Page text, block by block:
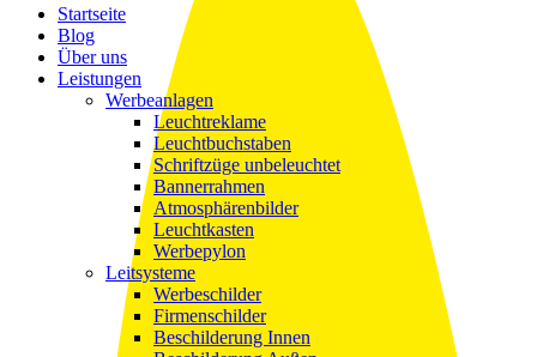
Close
Menu
Startseite
Blog
Über uns
Leistungen
Werbeanlagen
Leuchtreklame
Leuchtbuchstaben
Schriftzüge unbeleuchtet
Bannerrahmen
Atmosphärenbilder
Leuchtkasten
Werbepylon
Leitsysteme
Werbeschilder
Firmenschilder
Beschilderung Innen